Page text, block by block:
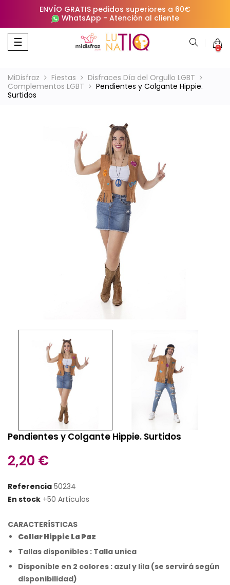
ENVÍO GRATIS pedidos superiores a 60€
WhatsApp - Atención al cliente
Navegación
de
☰ 0
MiDisfraz Fiestas
Disfraces Día del Orgullo LGBT
Complementos LGBT
Pendientes y Colgante Hippie.
Surtidos
Pendientes y Colgante Hippie. Surtidos
2,20 €
Referencia 50234
En stock +50 Artículos
CARACTERÍSTICAS
Collar Hippie La Paz
Tallas disponibles : Talla unica
Disponible en 2 colores : azul y lila (se servirá según
disponibilidad)